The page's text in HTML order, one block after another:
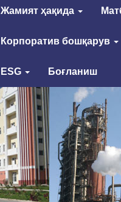
Жамият ҳақида
Корпоратив бошқарув
ESG Боғланиш